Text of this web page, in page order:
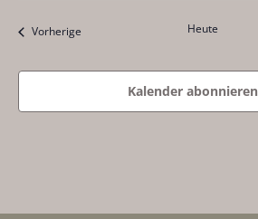
VorherigeVeranstaltungen Heute
Kalender abonnieren